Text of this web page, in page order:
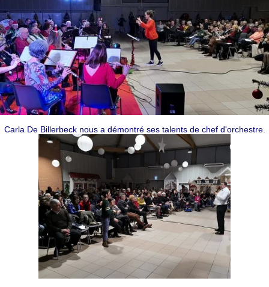
Carla De Billerbeck nous a démontré ses talents de chef d'orchestre.